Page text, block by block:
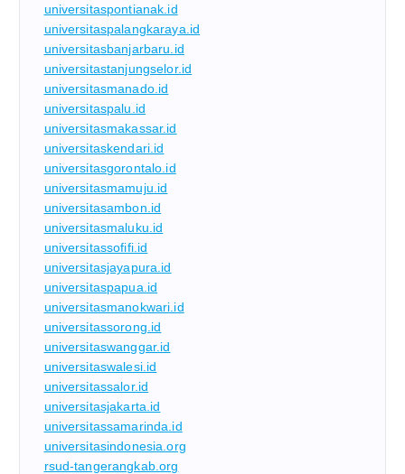
universitaspontianak.id
universitaspalangkaraya.id
universitasbanjarbaru.id
universitastanjungselor.id
universitasmanado.id
universitaspalu.id
universitasmakassar.id
universitaskendari.id
universitasgorontalo.id
universitasmamuju.id
universitasambon.id
universitasmaluku.id
universitassofifi.id
universitasjayapura.id
universitaspapua.id
universitasmanokwari.id
universitassorong.id
universitaswanggar.id
universitaswalesi.id
universitassalor.id
universitasjakarta.id
universitassamarinda.id
universitasindonesia.org
rsud-tangerangkab.org